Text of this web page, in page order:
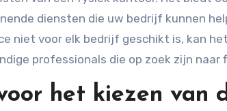
diensten die uw bedrijf kunnen
niet voor elk bedrijf geschikt is, kan
professionals die op zoek zijn
het kiezen